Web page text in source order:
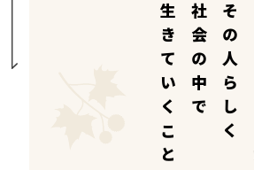
その人らしく
社会の中で
生きていくこと